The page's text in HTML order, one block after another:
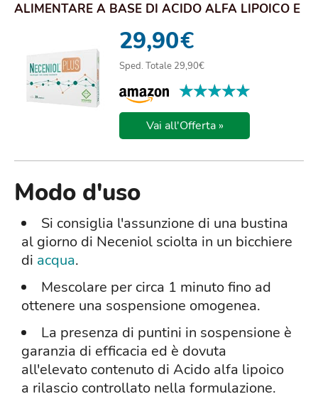
ALIMENTARE A BASE DI ACIDO ALFA LIPOICO E
29,90€
Sped. Totale 29,90€
★★★★★
★★★★★
Vai all'Offerta »
Modo d'uso
Si consiglia l'assunzione di una bustina
al giorno di Neceniol sciolta in un bicchiere
di acqua.
Mescolare per circa 1 minuto fino ad
ottenere una sospensione omogenea.
La presenza di puntini in sospensione è
garanzia di efficacia ed è dovuta
all'elevato contenuto di Acido alfa lipoico
a rilascio controllato nella formulazione.